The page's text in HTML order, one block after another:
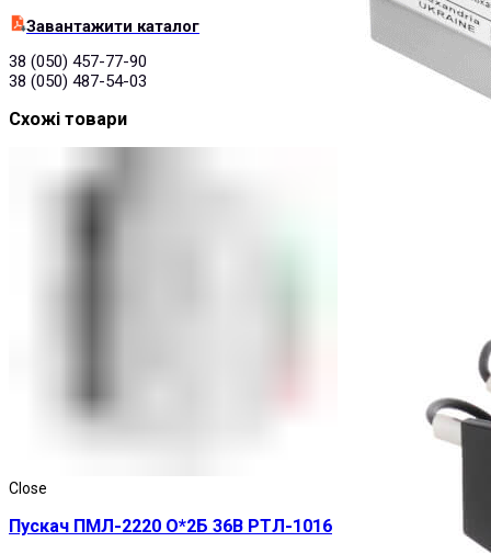
Завантажити каталог
38 (050) 457-77-90
38 (050) 487-54-03
Схожі товари
Close
Пускач ПМЛ-2220 О*2Б 36В РТЛ-1016